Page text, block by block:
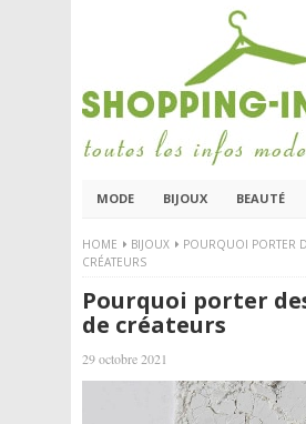
MODE BIJOUX BEAUTÉ
HOME BIJOUX
POURQUOI PORTER
CRÉATEURS
Pourquoi porter
de créateurs
29 octobre 2021